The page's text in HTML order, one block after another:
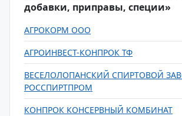
добавки, приправы, специи»
АГРОКОРМ ООО
АГРОИНВЕСТ-КОНПРОК ТФ
ВЕСЕЛОЛОПАНСКИЙ СПИРТОВОЙ
РОССПИРТПРОМ
КОНПРОК КОНСЕРВНЫЙ КОМБИНАТ